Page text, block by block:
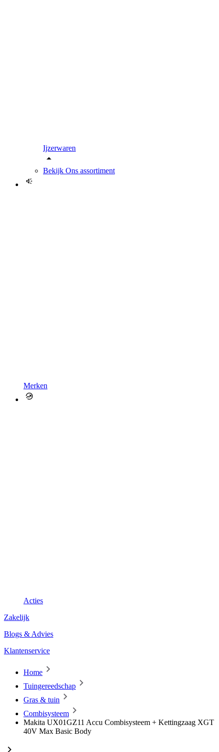
Ijzerwaren
Bekijk Ons assortiment
Merken
Acties
Zakelijk
Blogs & Advies
Klantenservice
Home
Tuingereedschap
Gras & tuin
Combisysteem
Makita UX01GZ11 Accu Combisysteem + Kettingzaag XGT
40V Max Basic Body